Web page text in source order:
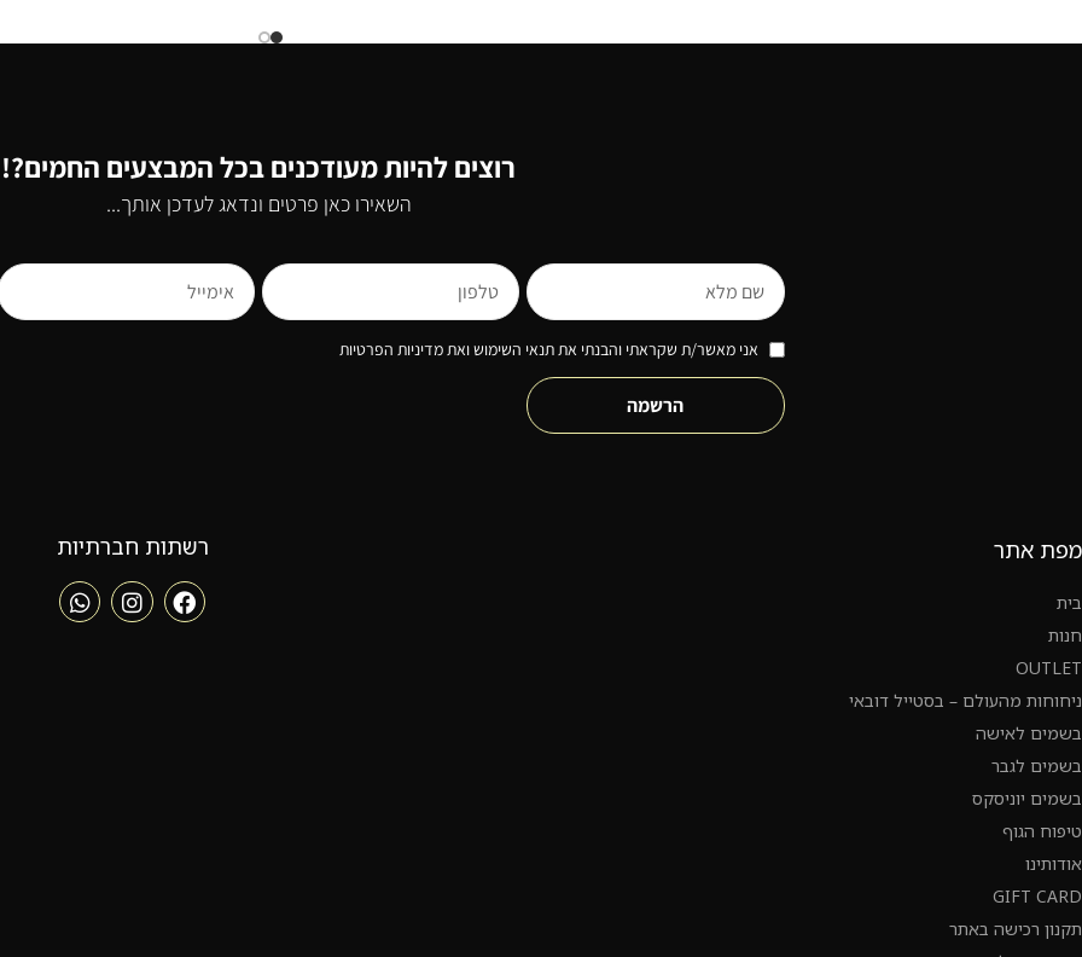
רוצים להיות מעודכנים בכל המבצעים החמים?!
השאירו כאן פרטים ונדאג לעדכן אותך...
אני מאשר/ת שקראתי והבנתי את תנאי השימוש ואת מדיניות הפרטיות
הרשמה
מפת אתר
בית
חנות
OUTLET
ניחוחות מהעולם – בסטייל דובאי
בשמים לאישה
בשמים לגבר
בשמים יוניסקס
טיפוח הגוף
אודותינו
GIFT CARD
תקנון רכישה באתר
רשתות חברתיות